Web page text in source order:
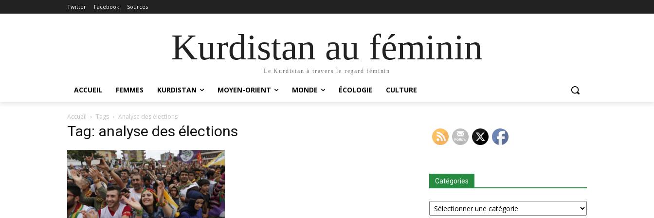
Twitter Facebook Sources
Kurdistan au féminin
Le Kurdistan à travers le regard féminin
ACCUEIL FEMMES KURDISTAN MOYEN-ORIENT MONDE ÉCOLOGIE CULTURE
Accueil Tags Analyse des élections
Tag: analyse des élections
Catégories
Catégories